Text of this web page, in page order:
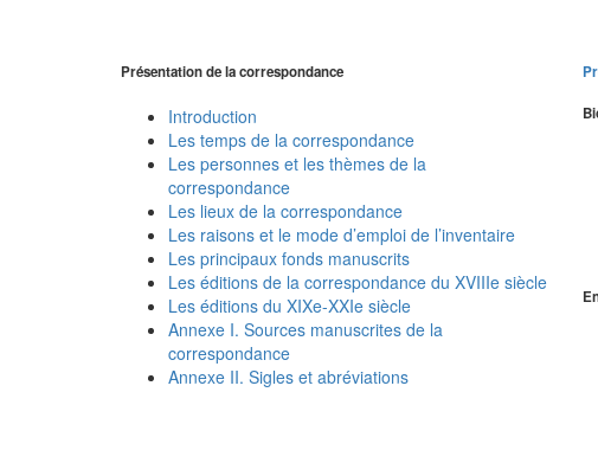
Présentation de la correspondance
Introduction
Les temps de la correspondance
Les personnes et les thèmes de la
correspondance
Les lieux de la correspondance
Les raisons et le mode d’emploi de l’inventaire
Les principaux fonds manuscrits
Les éditions de la correspondance du XVIIIe siècle
Les éditions du XIXe-XXIe siècle
Annexe I. Sources manuscrites de la
correspondance
Annexe II. Sigles et abréviations